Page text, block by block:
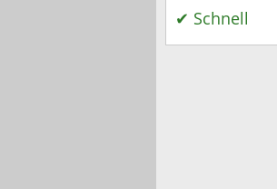
✔ Schnell